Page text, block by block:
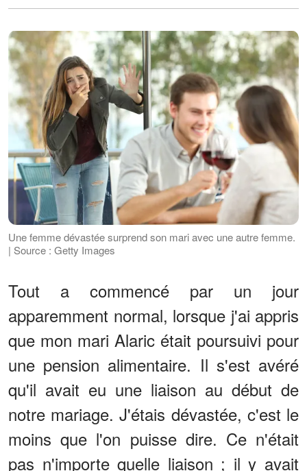
Une femme dévastée surprend son mari avec une autre femme.
| Source : Getty Images
Tout a commencé par un jour
apparemment normal, lorsque j'ai appris
que mon mari Alaric était poursuivi pour
une pension alimentaire. Il s'est avéré
qu'il avait eu une liaison au début de
notre mariage. J'étais dévastée, c'est le
moins que l'on puisse dire. Ce n'était
pas n'importe quelle liaison ; il y avait